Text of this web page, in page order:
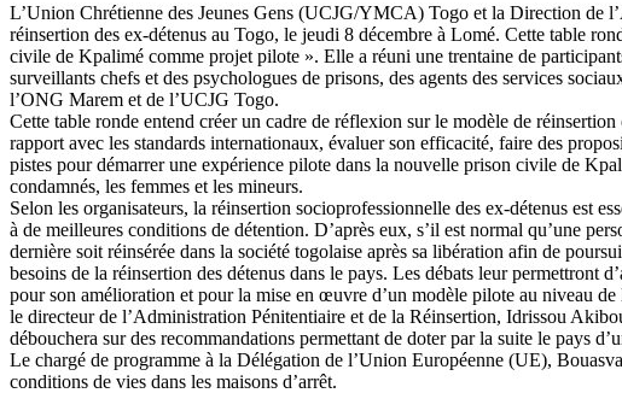
L’Union Chrétienne des Jeunes Gens (UCJG/YMCA) Togo et la Direction de
réinsertion des ex-détenus au Togo, le jeudi 8 décembre à Lomé. Cette table
civile de Kpalimé comme projet pilote ». Elle a réuni une trentaine de
surveillants chefs et des psychologues de prisons, des agents des services
l’ONG Marem et de l’UCJG Togo.
Cette table ronde entend créer un cadre de réflexion sur le modèle de
rapport avec les standards internationaux, évaluer son efficacité, faire des
pistes pour démarrer une expérience pilote dans la nouvelle prison civile de
condamnés, les femmes et les mineurs.
Selon les organisateurs, la réinsertion socioprofessionnelle des ex-détenus est
à de meilleures conditions de détention. D’après eux, s’il est normal qu’une
dernière soit réinsérée dans la société togolaise après sa libération afin de
besoins de la réinsertion des détenus dans le pays. Les débats leur permettront
pour son amélioration et pour la mise en œuvre d’un modèle pilote au niveau
le directeur de l’Administration Pénitentiaire et de la Réinsertion, Idrissou
débouchera sur des recommandations permettant de doter par la suite le pays
Le chargé de programme à la Délégation de l’Union Européenne (UE),
conditions de vies dans les maisons d’arrêt.